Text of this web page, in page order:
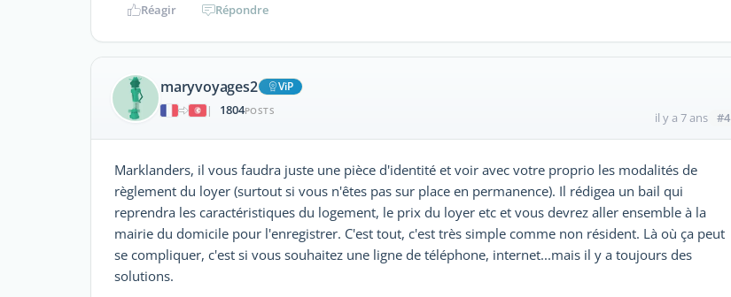
Réagir Répondre
maryvoyages2
ViP
|
1804POSTS il y a 7 ans #4
Marklanders, il vous faudra juste une pièce d'identité et voir avec votre proprio les modalités de
règlement du loyer (surtout si vous n'êtes pas sur place en permanence). Il rédigea un bail qui
reprendra les caractéristiques du logement, le prix du loyer etc et vous devrez aller ensemble à la
mairie du domicile pour l'enregistrer. C'est tout, c'est très simple comme non résident. Là où ça peut
se compliquer, c'est si vous souhaitez une ligne de téléphone, internet...mais il y a toujours des
solutions.